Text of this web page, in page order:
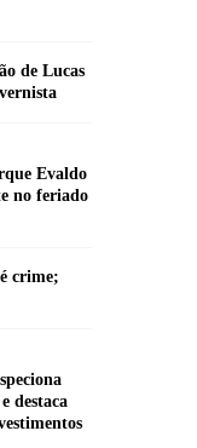
de Lucas
Evaldo
no feriado
crime;
destaca